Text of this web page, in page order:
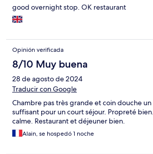
good overnight stop. OK restaurant
Opinión verificada
8/10 Muy buena
28 de agosto de 2024
Traducir con Google
Chambre pas très grande et coin douche
suffisant pour un court séjour. Propreté
calme. Restaurant et déjeuner bien.
Alain, se hospedó 1 noche